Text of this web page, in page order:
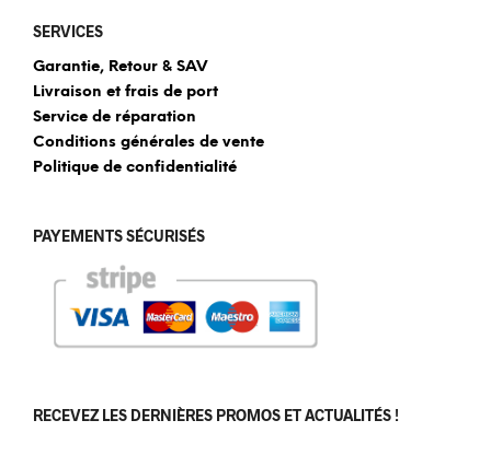
SERVICES
Garantie, Retour & SAV
Livraison et frais de port
Service de réparation
Conditions générales de vente
Politique de confidentialité
PAYEMENTS SÉCURISÉS
RECEVEZ LES DERNIÈRES PROMOS ET ACTUALITÉS !